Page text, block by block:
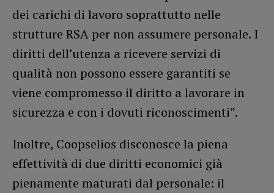
dei carichi di lavoro soprattutto nelle
strutture RSA per non assumere personale. I
diritti dell’utenza a ricevere servizi di
qualità non possono essere garantiti se
viene compromesso il diritto a lavorare in
sicurezza e con i dovuti riconoscimenti”.
Inoltre, Coopselios disconosce la piena
effettività di due diritti economici già
pienamente maturati dal personale: il